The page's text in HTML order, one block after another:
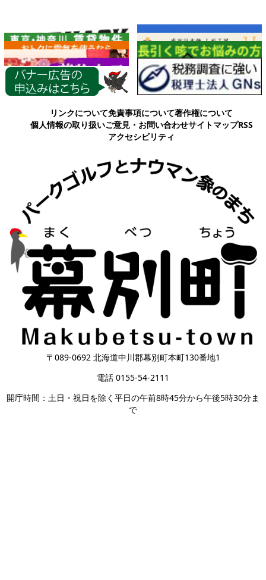
各種情報
リンクについて免責事項について著作権について
個人情報の取り扱いご意見・お問い合わせサイトマップRSS
アクセシビリティ
〒089-0692 北海道中川郡幕別町本町130番地1
電話 0155-54-2111
開庁時間：土日・祝日を除く平日の午前8時45分から午後5時30分ま
で